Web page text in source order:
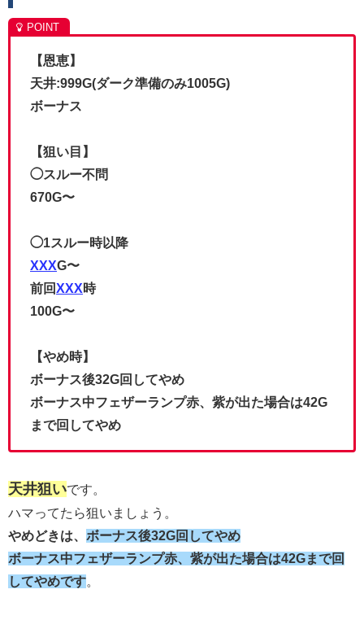
【恩恵】
天井:999G(ダーク準備のみ1005G)
ボーナス
【狙い目】
◯スルー不問
670G〜
◯1スルー時以降
XXXG〜
前回XXX時
100G〜
【やめ時】
ボーナス後32G回してやめ
ボーナス中フェザーランプ赤、紫が出た場合は42G
まで回してやめ
天井狙いです。
ハマってたら狙いましょう。
やめどきは、 ボーナス後32G回してやめ
ボーナス中フェザーランプ赤、紫が出た場合は42Gまで回
してやめです。